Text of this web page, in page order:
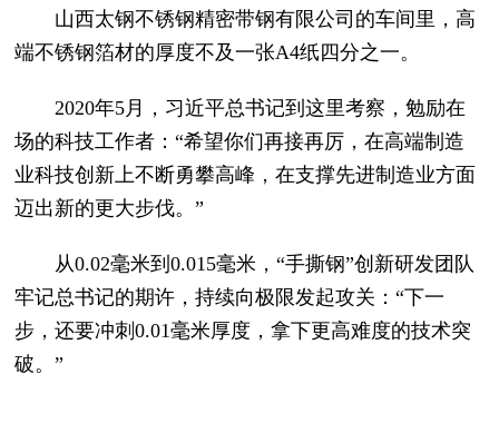
山西太钢不锈钢精密带钢有限公司的车间里，高
端不锈钢箔材的厚度不及一张A4纸四分之一。
2020年5月，习近平总书记到这里考察，勉励在
场的科技工作者：“希望你们再接再厉，在高端制造
业科技创新上不断勇攀高峰，在支撑先进制造业方面
迈出新的更大步伐。”
从0.02毫米到0.015毫米，“手撕钢”创新研发团队
牢记总书记的期许，持续向极限发起攻关：“下一
步，还要冲刺0.01毫米厚度，拿下更高难度的技术突
破。”